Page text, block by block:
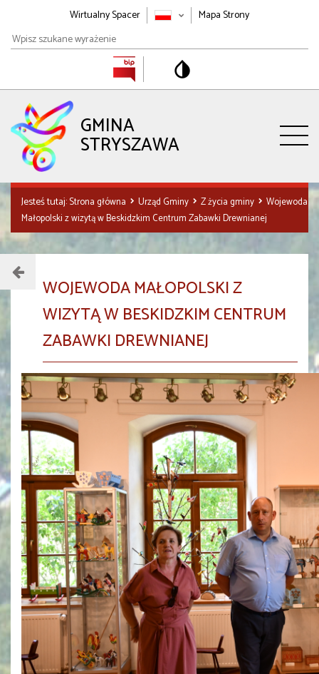
Wirtualny Spacer
Mapa Strony
Wpisz
szukane
GMINA
STRYSZAWA
Jesteś tutaj:Strona główna Urząd Gminy Z życia gminy
Wojewoda
Małopolski z wizytą w Beskidzkim Centrum Zabawki Drewnianej
Menu
WOJEWODA MAŁOPOLSKI Z
WIZYTĄ W BESKIDZKIM CENTRUM
ZABAWKI DREWNIANEJ